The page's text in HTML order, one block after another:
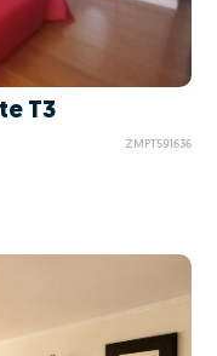
T3
ZMPT591636